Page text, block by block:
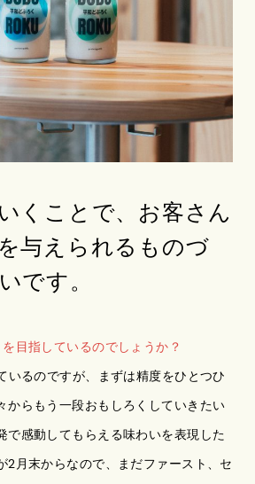
くことで、お客さん
与えられるものづ
です。
目指しているのでしょうか？
いるのですが、まずは精度をひとつひ
からもう一段おもしろくしていきたい
で感動してもらえる味わいを表現した
2月末からなので、まだファースト、セ